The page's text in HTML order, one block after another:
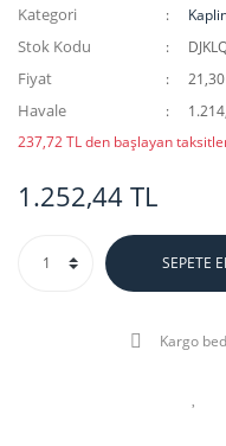
Kategori
Stok Kodu
Fiyat
Havale
237,72 TL den başlayan
1.252,44 TL
SEPETE
Kargo